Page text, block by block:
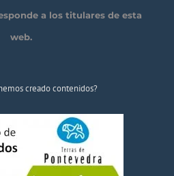
a los titulares de esta
web.
creado contenidos?